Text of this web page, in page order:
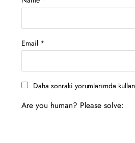
Email *
Daha sonraki yorumlarımda
Are you human? Please solve: